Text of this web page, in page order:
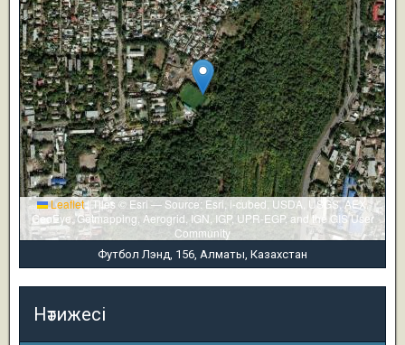
Leaflet|Tiles © Esri — Source: Esri, i-cubed, USDA, USGS, AEX,
GeoEye, Getmapping, Aerogrid, IGN, IGP, UPR-EGP, and the GIS User
Community
Футбол Лэнд, 156, Алматы, Казахстан
Нәтижесі